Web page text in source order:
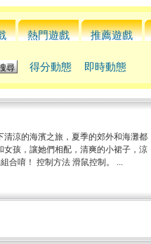
熱門遊戲 推薦遊戲
得分動態 即時動態
涼的海濱之旅，夏季的郊外和海灘都
孩，讓她們相配，清爽的小裙子，涼
合唷！ 控制方法 滑鼠控制。 ...